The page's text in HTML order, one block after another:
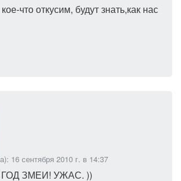
что откусим, будут знать,как нас
16 сентября 2010 г. в 14:37
ЗМЕИ! УЖАС. ))